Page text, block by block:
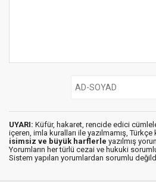
UYARI: Küfür, hakaret, rencide edici
içeren, imla kuralları ile yazılmamış,
isimsiz ve büyük harflerle yazılmış
Yorumların her türlü cezai ve hukuki
Sistem yapılan yorumlardan sorumlu